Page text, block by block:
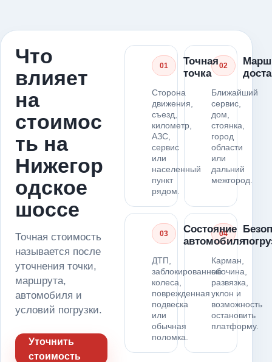
Что
влияет
на
стоимос
ть на
Нижегор
одское
шоссе
Точная стоимость
называется после
уточнения точки,
маршрута,
автомобиля и
условий погрузки.
Уточнить
стоимость
01
Точная
точка
Сторона
движения,
съезд,
километр,
АЗС,
сервис
или
населенный
пункт
рядом.
02
Ближайший
сервис,
дом,
стоянка,
город
области
или
дальний
межгород.
03
Состояние
автомобиля
ДТП,
заблокированные
колеса,
поврежденная
подвеска
или
обычная
поломка.
04
Карман,
обочина,
развязка,
уклон и
возможность
остановить
платформу.